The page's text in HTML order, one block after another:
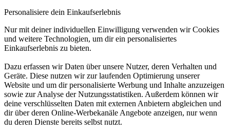
Personalisiere dein Einkaufserlebnis
Nur mit deiner individuellen Einwilligung verwenden wir Cookies
und weitere Technologien, um dir ein personalisiertes
Einkaufserlebnis zu bieten.
Dazu erfassen wir Daten über unsere Nutzer, deren Verhalten und
Geräte. Diese nutzen wir zur laufenden Optimierung unserer
Website und um dir personalisierte Werbung und Inhalte anzuzeigen
sowie zur Analyse der Nutzungsstatistiken. Außerdem können wir
deine verschlüsselten Daten mit externen Anbietern abgleichen und
dir über deren Online-Werbekanäle Angebote anzeigen, nur wenn
du deren Dienste bereits selbst nutzt.